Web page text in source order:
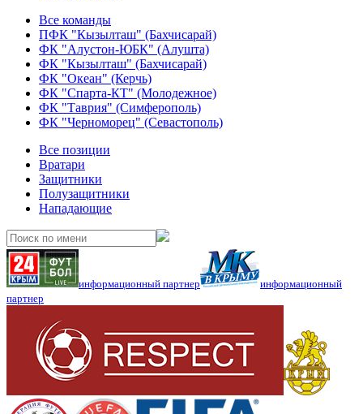
Все команды
ПФК "Кызылташ" (Бахчисарай)
ФК "Алустон-ЮБК" (Алушта)
ФК "Кызылташ" (Бахчисарай)
ФК "Океан" (Керчь)
ФК "Спарта-КТ" (Молодежное)
ФК "Таврия" (Симферополь)
ФК "Черноморец" (Севастополь)
Все позиции
Вратари
Защитники
Полузащитники
Нападающие
информационный партнер
информационный
партнер